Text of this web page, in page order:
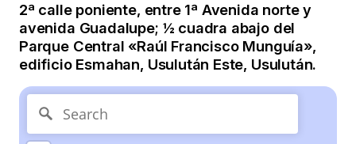
2ª calle poniente, entre 1ª Avenida norte y
avenida Guadalupe; ½ cuadra abajo del
Parque Central «Raúl Francisco Munguía»,
edificio Esmahan, Usulután Este, Usulután.